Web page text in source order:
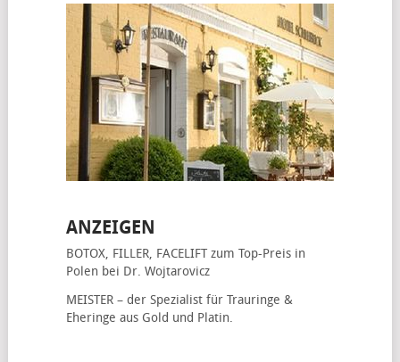
ANZEIGEN
BOTOX, FILLER, FACELIFTzum Top-Preis in
Polen bei Dr. Wojtarovicz
MEISTER – der Spezialist für Trauringe &
Eheringe aus Gold und Platin.